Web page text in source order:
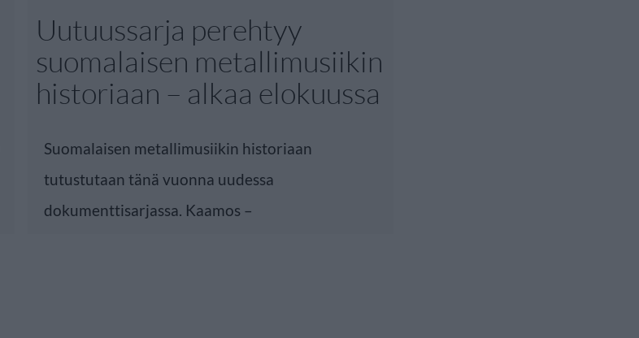
Uutuussarja perehtyy
suomalaisen metallimusiikin
historiaan – alkaa elokuussa
Suomalaisen metallimusiikin historiaan
tutustutaan tänä vuonna uudessa
dokumenttisarjassa. Kaamos –